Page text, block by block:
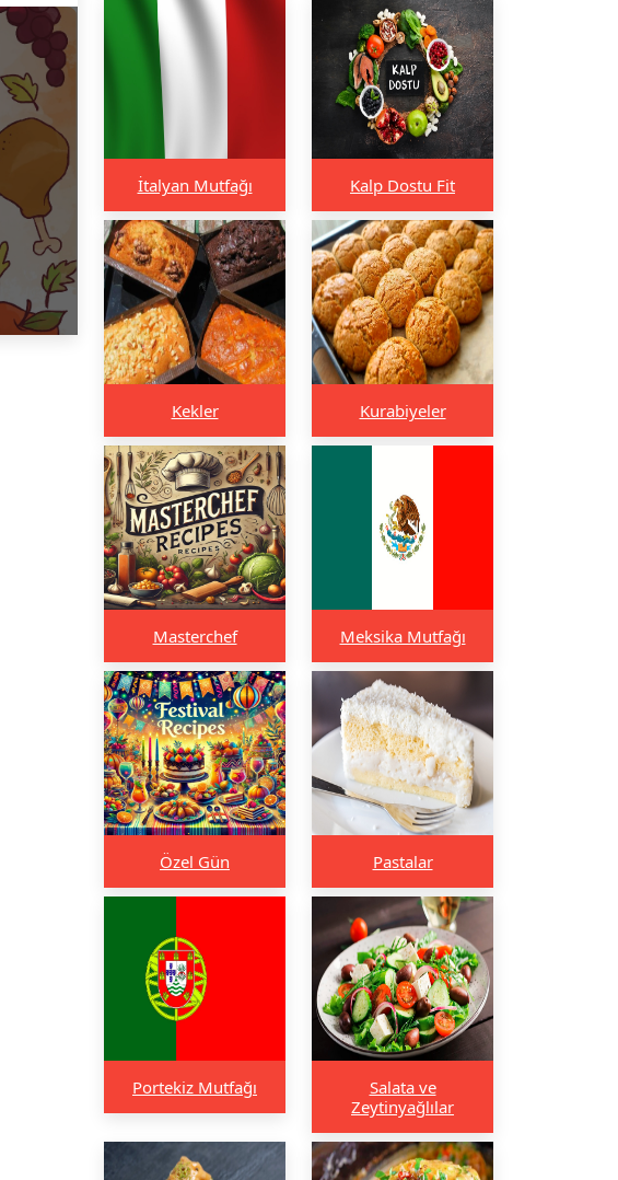
İtalyan Mutfağı Kalp Dostu Fit
Kekler Kurabiyeler
Masterchef Meksika Mutfağı
Özel Gün Pastalar
Portekiz Mutfağı
Salata ve
Zeytinyağlılar